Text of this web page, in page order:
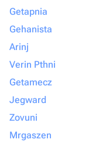
Getapnia
Gehanista
Arinj
Verin Pthni
Getamecz
Jegward
Zovuni
Mrgaszen